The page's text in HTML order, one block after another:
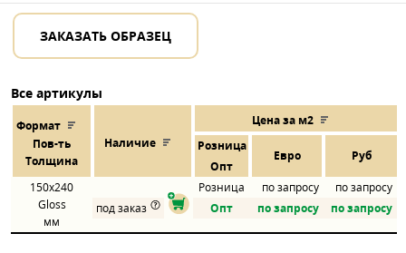
ЗАКАЗАТЬ ОБРАЗЕЦ
Все артикулы
Формат
Пов-ть
Толщина
Наличие
Цена за м2
Розница
Евро Руб
Опт
150x240
Gloss
мм
Розница по запросу
по запросу
под заказ
Опт по запросу по запросу